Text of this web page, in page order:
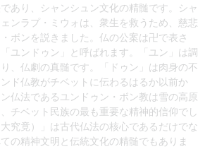
あり、シャンシュン文化の精髄です。シャ
ンラプ・ミウォは、衆生を救うため、慈悲
ボンを説きました。仏の公案は卍で表さ
ユンドゥン」と呼ばれます。「ユン」は調
、仏劇の真髄です。「ドゥン」は肉身の不
ド仏教がチベットに伝わるはるか以前か
仏法であるユンドゥン・ボン教は雪の高原
チベット民族の最も重要な精神的信仰でし
究竟）」は古代仏法の核心であるだけでな
の精神文明と伝統文化の精髄でもありま